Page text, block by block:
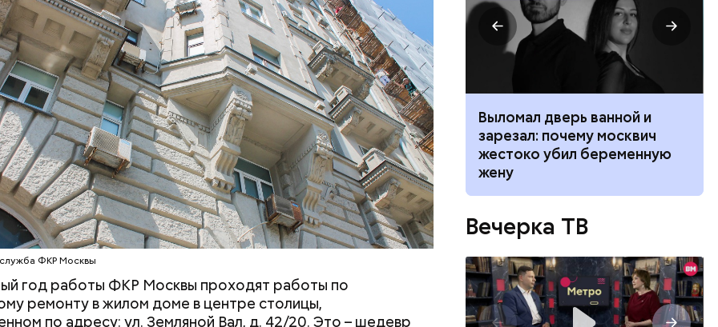
ФКР Москвы
год работы ФКР Москвы проходят работы по
ремонту в жилом доме в центре столицы,
по адресу: ул. Земляной Вал, д. 42/20. Это – шедевр
странице сайта
и самые выгодные предложения, которые доступны
Дебошир и «гроза»
силовиков: кто такой Роберт
Гилман, которого просят
освободить США
Маникюр кокошником
украшу: тренды маникюра в
Москве летом 2026
Выломал дверь ванной и
зарезал: почему москвич
жестоко убил беременную
жену
Вечерка ТВ